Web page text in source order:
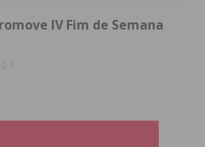
IV Fim de Semana